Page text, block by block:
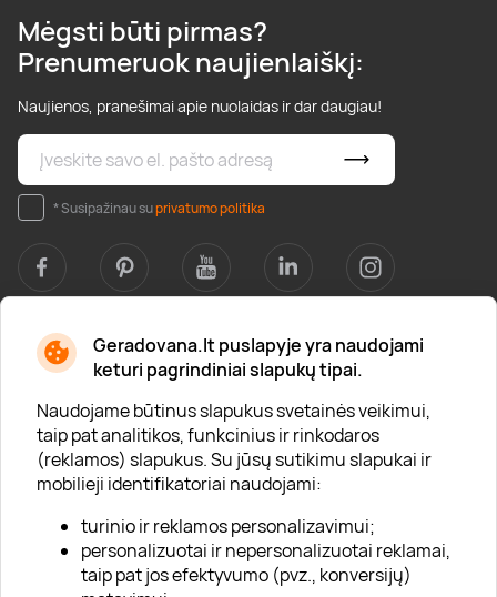
Geradovana.lt puslapyje yra naudojami
keturi pagrindiniai slapukų tipai.
Naudojame būtinus slapukus svetainės veikimui,
taip pat analitikos, funkcinius ir rinkodaros
(reklamos) slapukus. Su jūsų sutikimu slapukai ir
mobilieji identifikatoriai naudojami:
turinio ir reklamos personalizavimui;
personalizuotai ir nepersonalizuotai reklamai,
taip pat jos efektyvumo (pvz., konversijų)
Mėgsti būti pirmas?
Prenumeruok naujienlaiškį:
Naujienos, pranešimai apie nuolaidas ir dar daugiau!
* Susipažinau suprivatumo politika
Apie mus
Apie „Gera Dovana“
Lojalumo klubas
Karjera
Visi partneriai
Kontaktai